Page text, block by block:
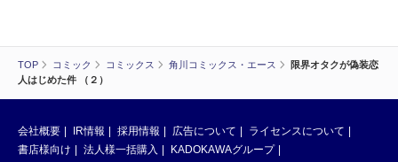
TOP コミック コミックス 角川コミックス・エース
限界オタクが偽装恋
人はじめた件 （２）
会社概要 IR情報 採用情報 広告について
ライセンスについて
書店様向け
法人様一括購入
KADOKAWAグループ